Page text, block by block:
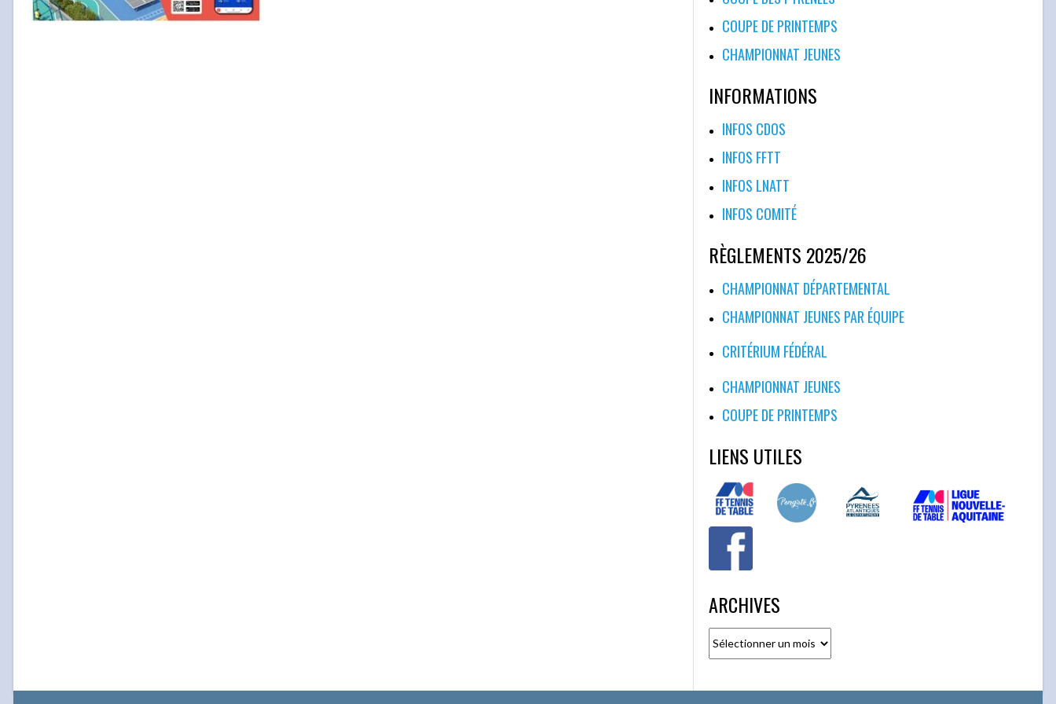
COUPE DE PRINTEMPS
CHAMPIONNAT JEUNES
INFORMATIONS
INFOS CDOS
INFOS FFTT
INFOS LNATT
INFOS COMITÉ
RÈGLEMENTS 2025/26
CHAMPIONNAT DÉPARTEMENTAL
CHAMPIONNAT JEUNES PAR ÉQUIPE
CRITÉRIUM FÉDÉRAL
CHAMPIONNAT JEUNES
COUPE DE PRINTEMPS
LIENS UTILES
ARCHIVES